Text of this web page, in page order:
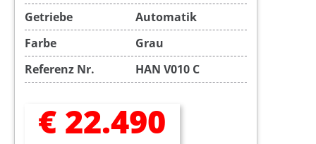
Getriebe
Automatik
Farbe
Grau
Referenz Nr.
HAN V010 C
€ 22.490